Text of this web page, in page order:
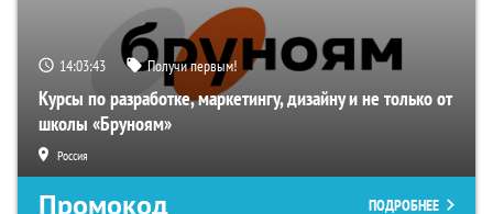
14:03:42 Получи первым!
Курсы по разработке, маркетингу, дизайну и не только от
школы «Бруноям»
Россия
Промокод ПОДРОБНЕЕ